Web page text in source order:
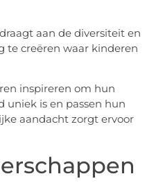
aan de diversiteit en
te creëren waar kinderen
inspireren om hun
is en passen hun
aandacht zorgt ervoor